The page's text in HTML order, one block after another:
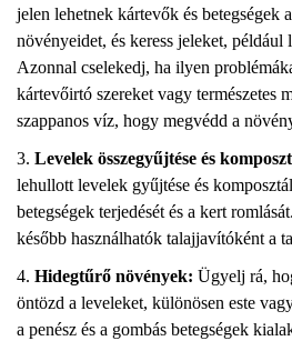
jelen lehetnek kártevők és betegségek
növényeidet, és keress jeleket, például
Azonnal cselekedj, ha ilyen
kártevőirtó szereket vagy természetes
szappanos víz, hogy megvédd a
Levelek összegyűjtése és
lehullott levelek gyűjtése és
betegségek terjedését és a kert
később használhatók talajjavítóként a
Hidegtűrő növények: Ügyelj rá,
öntözd a leveleket, különösen este
a penész és a gombás betegségek